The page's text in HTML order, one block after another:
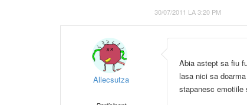
30/07/2011 LA 3:20 PM
Allecsutza
Abia astept sa fiu
lasa nici sa
stapanesc emotiile